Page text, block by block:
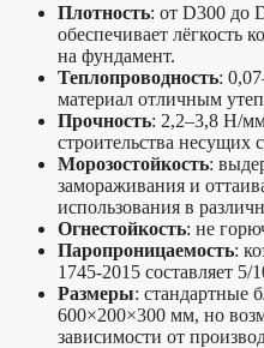
Плотность: от D300 до
обеспечивает лёгкость
на фундамент.
Теплопроводность:
материал отличным
Прочность: 2,2–3,8 Н/
строительства несущих
Морозостойкость:
замораживания и
использования в
Огнестойкость: не
Паропроницаемость:
1745-2015 составляет 5/
Размеры: стандартные
600×200×300 мм, но
зависимости от